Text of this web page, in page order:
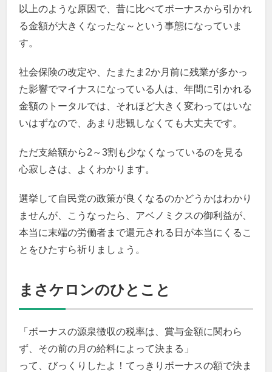
以上のような原因で、昔に比べてボーナスから引かれ
る金額が大きくなったな～という事態になっていま
す。
社会保険の改定や、たまたま2か月前に残業が多かっ
た影響でマイナスになっている人は、年間に引かれる
金額のトータルでは、それほど大きく変わってはいな
いはずなので、あまり悲観しなくても大丈夫です。
ただ支給額から2～3割も少なくなっているのを見る
心寂しさは、よくわかります。
選挙して自民党の政策が良くなるのかどうかはわかり
ませんが、こうなったら、アベノミクスの御利益が、
本当に末端の労働者まで還元される日が本当にくるこ
とをひたすら祈りましょう。
まさケロンのひとこと
「ボーナスの源泉徴収の税率は、賞与金額に関わら
ず、その前の月の給料によって決まる」
って、びっくりしたよ！てっきりボーナスの額で決ま